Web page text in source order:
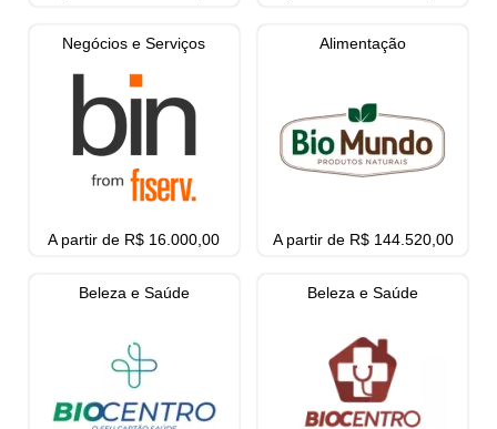
Negócios e Serviços
A partir de R$ 16.000,00
Alimentação
A partir de R$ 144.520,00
Beleza e Saúde Beleza e Saúde